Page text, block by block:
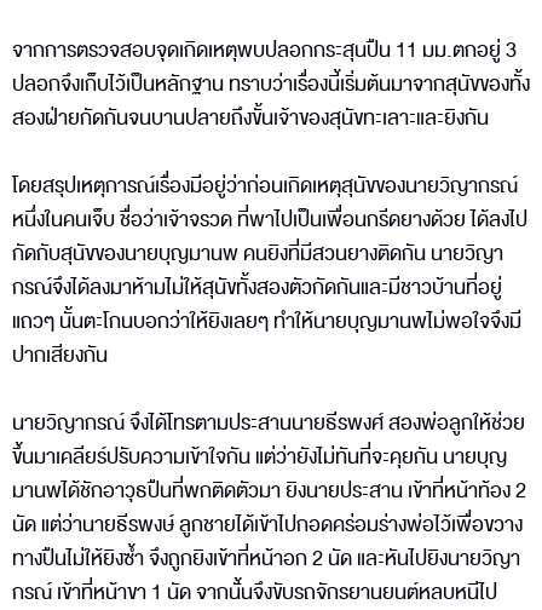
จากการตรวจสอบจุดเกิดเหตุพบปลอกกระสุนปืน 11 มม.ตกอยู่ 3
ปลอกจึงเก็บไว้เป็นหลักฐาน ทราบว่าเรื่องนี้เริ่มต้นมาจากสุนัขของทั้ง
สองฝ่ายกัดกันจนบานปลายถึงขั้นเจ้าของสุนัขทะเลาะและยิงกัน
โดยสรุปเหตุการณ์เรื่องมีอยู่ว่าก่อนเกิดเหตุสุนัขของนายวิญากรณ์
หนึ่งในคนเจ็บ ชื่อว่าเจ้าจรวด ที่พาไปเป็นเพื่อนกรีดยางด้วย ได้ลงไป
กัดกับสุนัขของนายบุญมานพ คนยิงที่มีสวนยางติดกัน นายวิญา
กรณ์จึงได้ลงมาห้ามไม่ให้สุนัขทั้งสองตัวกัดกันและมีชาวบ้านที่อยู่
แถวๆ นั้นตะโกนบอกว่าให้ยิงเลยๆ ทำให้นายบุญมานพไม่พอใจจึงมี
ปากเสียงกัน
นายวิญากรณ์ จึงได้โทรตามประสานนายธีรพงศ์ สองพ่อลูกให้ช่วย
ขึ้นมาเคลียร์ปรับความเข้าใจกัน แต่ว่ายังไม่ทันที่จะคุยกัน นายบุญ
มานพได้ชักอาวุธปืนที่พกติดตัวมา ยิงนายประสาน เข้าที่หน้าท้อง 2
นัด แต่ว่านายธีรพงษ์ ลูกชายได้เข้าไปกอดคร่อมร่างพ่อไว้เพื่อขวาง
ทางปืนไม่ให้ยิงซ้ำ จึงถูกยิงเข้าที่หน้าอก 2 นัด และหันไปยิงนายวิญา
กรณ์ เข้าที่หน้าขา 1 นัด จากนั้่นจึงขับรถจักรยานยนต์หลบหนีไป